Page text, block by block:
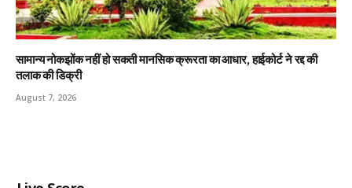
सामान्य नोकझोंक नहीं हो सकती मानसिक क्रूरता का आधार, हाईकोर्ट ने रद्द की
तलाक की डिक्री
August 7, 2026